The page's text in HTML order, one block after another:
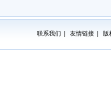
联系我们 友情链接 版